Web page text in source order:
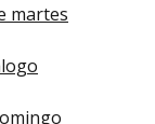
martes